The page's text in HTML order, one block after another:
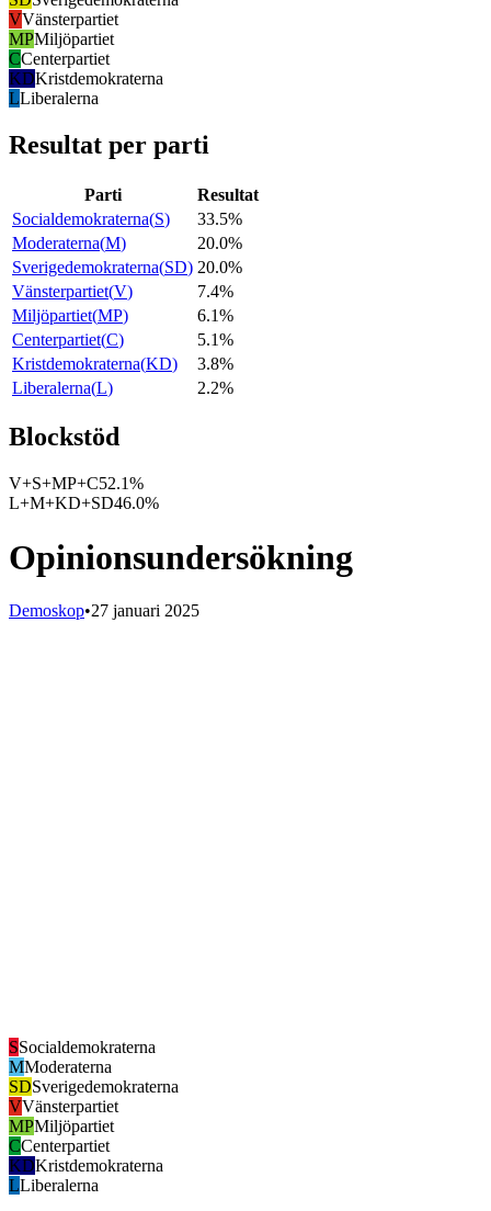
VVänsterpartiet
MPMiljöpartiet
CCenterpartiet
KDKristdemokraterna
LLiberalerna
Resultat per parti
Parti
Resultat
Socialdemokraterna(S)
33.5%
Moderaterna(M)
20.0%
Sverigedemokraterna(SD) 20.0%
Vänsterpartiet(V)
7.4%
Miljöpartiet(MP)
6.1%
Centerpartiet(C)
5.1%
Kristdemokraterna(KD)
3.8%
Liberalerna(L) 2.2%
Blockstöd
V+S+MP+C52.1%
L+M+KD+SD46.0%
Opinionsundersökning
Demoskop•27 januari 2025
SSocialdemokraterna
MModeraterna
SDSverigedemokraterna
VVänsterpartiet
MPMiljöpartiet
CCenterpartiet
KDKristdemokraterna
LLiberalerna